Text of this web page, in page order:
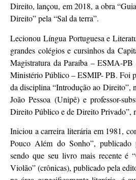
Direito, lançou, em 2018, a obra
Direito” pela “Sal da terra”.
Lecionou Língua Portuguesa e
grandes colégios e cursinhos da
Magistratura da Paraíba – ESMA-
Ministério Público – ESMIP- PB. Foi
da disciplina “Introdução ao Direito”,
João Pessoa (Unipê) e professor-
Direito Público e de Direito Privado”,
Iniciou a carreira literária em 1981,
Pouco Além do Sonho”, publicado
sendo que seu livro mais recente é
Violão” (crônicas), publicado pela